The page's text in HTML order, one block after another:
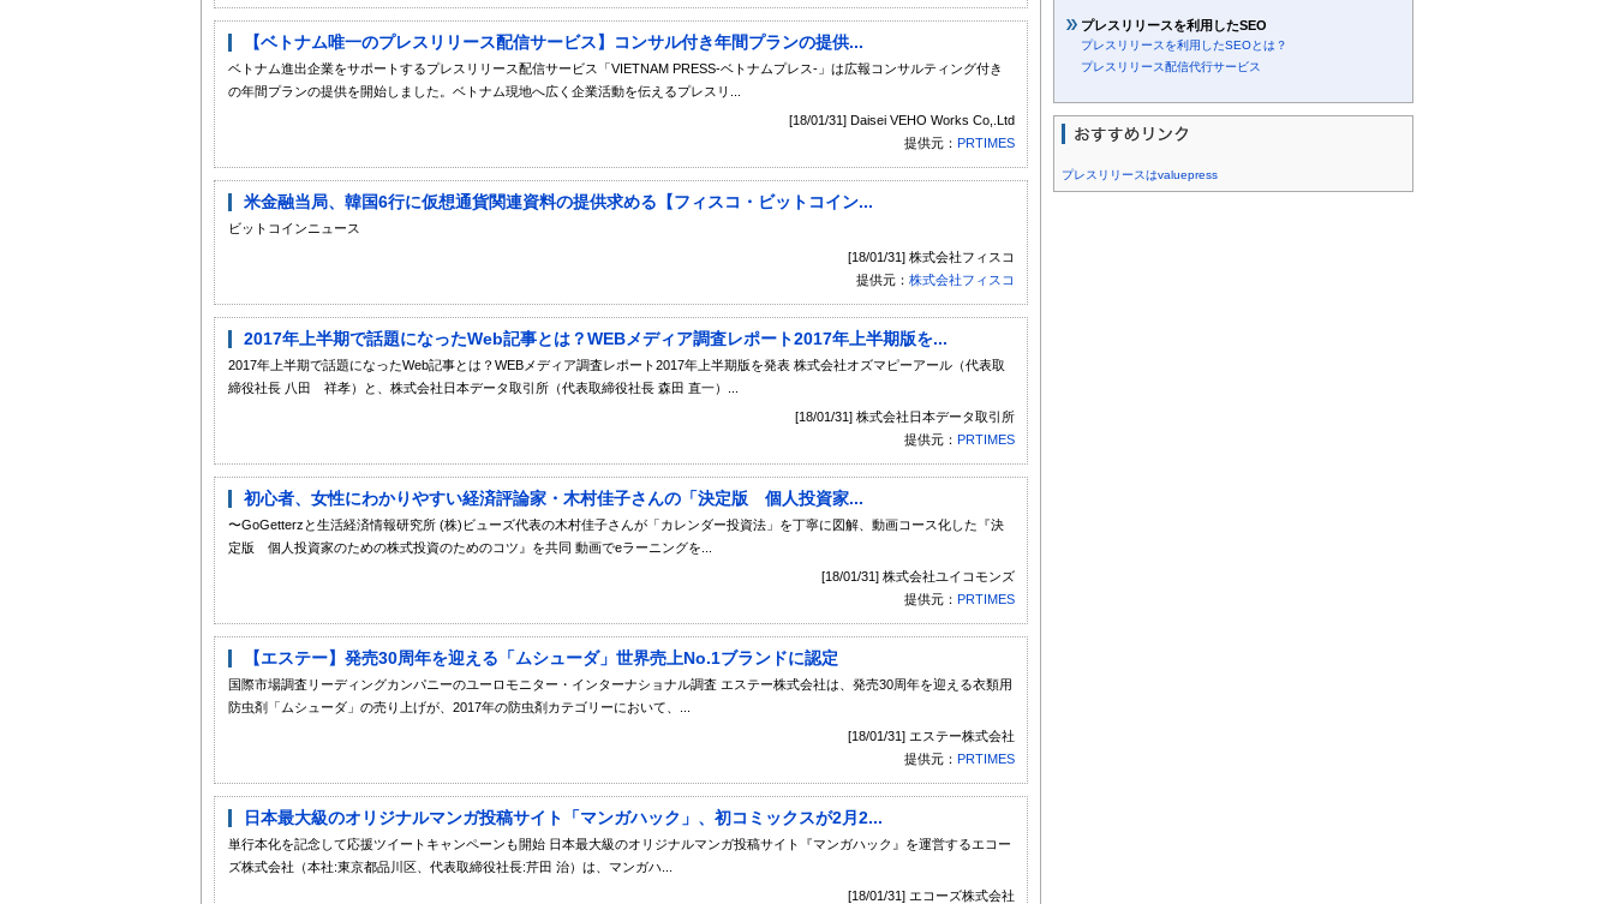
【ベトナム唯一のプレスリリース配信サービス】コンサル付き年間プランの提供...
ベトナム進出企業をサポートするプレスリリース配信サービス「VIETNAM PRESS-ベトナムプレス-」は広報コンサルティング付き
の年間プランの提供を開始しました。ベトナム現地へ広く企業活動を伝えるプレスリ...
[18/01/31] Daisei VEHO Works Co,.Ltd
提供元： PRTIMES
米金融当局、韓国6行に仮想通貨関連資料の提供求める【フィスコ・ビットコイン...
ビットコインニュース
[18/01/31] 株式会社フィスコ
提供元： 株式会社フィスコ
2017年上半期で話題になったWeb記事とは？WEBメディア調査レポート2017年上半期版を...
2017年上半期で話題になったWeb記事とは？WEBメディア調査レポート2017年上半期版を発表 株式会社オズマピーアール（代表取
締役社長 八田 祥孝）と、株式会社日本データ取引所（代表取締役社長 森田 直一）...
[18/01/31] 株式会社日本データ取引所
提供元： PRTIMES
初心者、女性にわかりやすい経済評論家・木村佳子さんの「決定版 個人投資家...
〜GoGetterzと生活経済情報研究所 (株)ビューズ代表の木村佳子さんが「カレンダー投資法」を丁寧に図解、動画コース化した『決
定版 個人投資家のための株式投資のためのコツ』を共同 動画でeラーニングを...
[18/01/31] 株式会社ユイコモンズ
提供元： PRTIMES
【エステー】発売30周年を迎える「ムシューダ」世界売上No.1ブランドに認定
国際市場調査リーディングカンパニーのユーロモニター・インターナショナル調査 エステー株式会社は、発売30周年を迎える衣類用
防虫剤「ムシューダ」の売り上げが、2017年の防虫剤カテゴリーにおいて、...
[18/01/31] エステー株式会社
提供元： PRTIMES
日本最大級のオリジナルマンガ投稿サイト「マンガハック」、初コミックスが2月2...
単行本化を記念して応援ツイートキャンペーンも開始 日本最大級のオリジナルマンガ投稿サイト『マンガハック』を運営するエコー
ズ株式会社（本社:東京都品川区、代表取締役社長:芹田 治）は、マンガハ...
[18/01/31] エコーズ株式会社
プレスリリースを利用したSEO
プレスリリースを利用したSEOとは？
プレスリリース配信代行サービス
プレスリリースはvaluepress